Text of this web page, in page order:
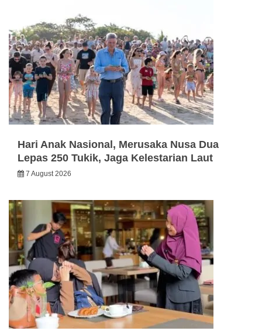
Hari Anak Nasional, Merusaka Nusa Dua
Lepas 250 Tukik, Jaga Kelestarian Laut
7 August 2026